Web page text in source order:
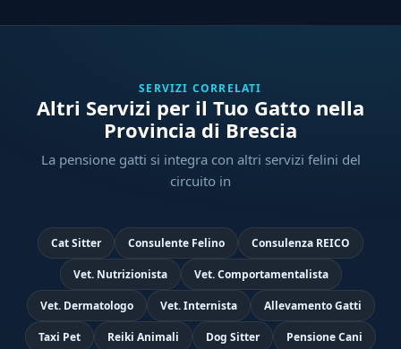
SERVIZI CORRELATI
Altri Servizi per il Tuo Gatto nella
Provincia di Brescia
La pensione gatti si integra con altri servizi felini del
circuito in
Cat Sitter Consulente Felino Consulenza REICO
Vet. Nutrizionista Vet. Comportamentalista
Vet. Dermatologo Vet. Internista Allevamento Gatti
Taxi Pet Reiki Animali Dog Sitter Pensione Cani